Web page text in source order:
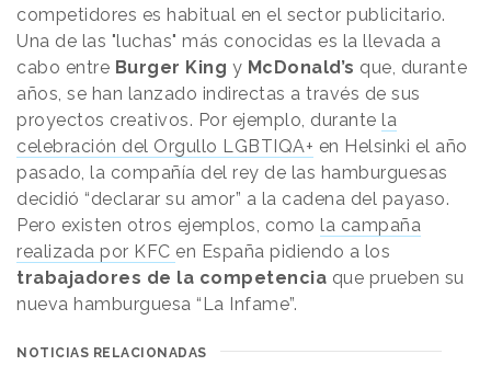
competidores es habitual en el sector publicitario.
Una de las "luchas" más conocidas es la llevada a
cabo entre Burger King y McDonald’s que, durante
años, se han lanzado indirectas a través de sus
proyectos creativos. Por ejemplo, durante la
celebración del Orgullo LGBTIQA+ en Helsinki el año
pasado, la compañía del rey de las hamburguesas
decidió “declarar su amor” a la cadena del payaso.
Pero existen otros ejemplos, como la campaña
realizada por KFC en España pidiendo a los
trabajadores de la competencia que prueben su
nueva hamburguesa “La Infame”.
NOTICIAS RELACIONADAS